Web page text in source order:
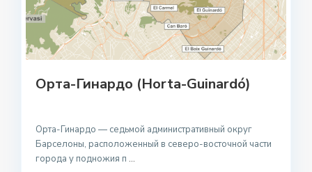
Орта-Гинардо (Horta-Guinardó)
Орта-Гинардо — седьмой административный округ
Барселоны, расположенный в северо-восточной части
города у подножия п ...